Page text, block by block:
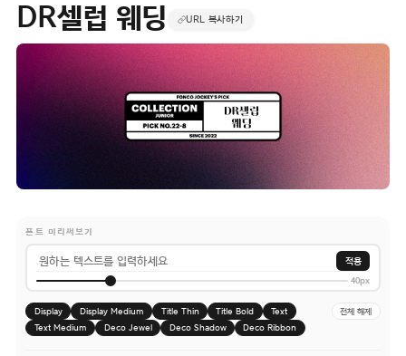
DR셀럽 웨딩 URL 복사하기
폰트 미리써보기
적용
40px
Display Display Medium Title Thin Title Bold
Text
Text Medium
Deco Jewel Deco Shadow Deco Ribbon
전체 해제